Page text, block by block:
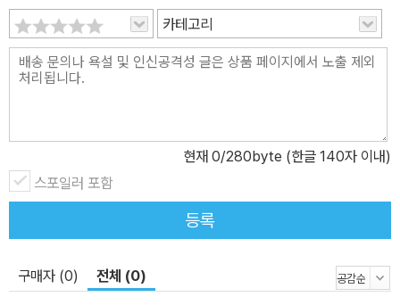
카테고리
현재 0/280byte (한글 140자 이내)
스포일러 포함
등록
구매자 (0) 전체 (0)